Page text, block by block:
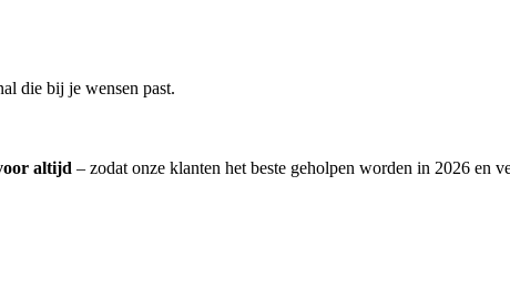
die bij je wensen past.
altijd – zodat onze klanten het beste geholpen worden in 2026 en